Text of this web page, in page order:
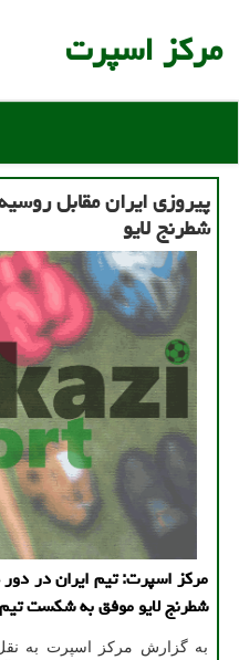
مركز اسپرت
پیروزی ایران مقابل
شطرنج لایو
مركز اسپرت: تیم ایران در
شطرنج لایو موفق به شكست
به گزارش مركز اسپرت به